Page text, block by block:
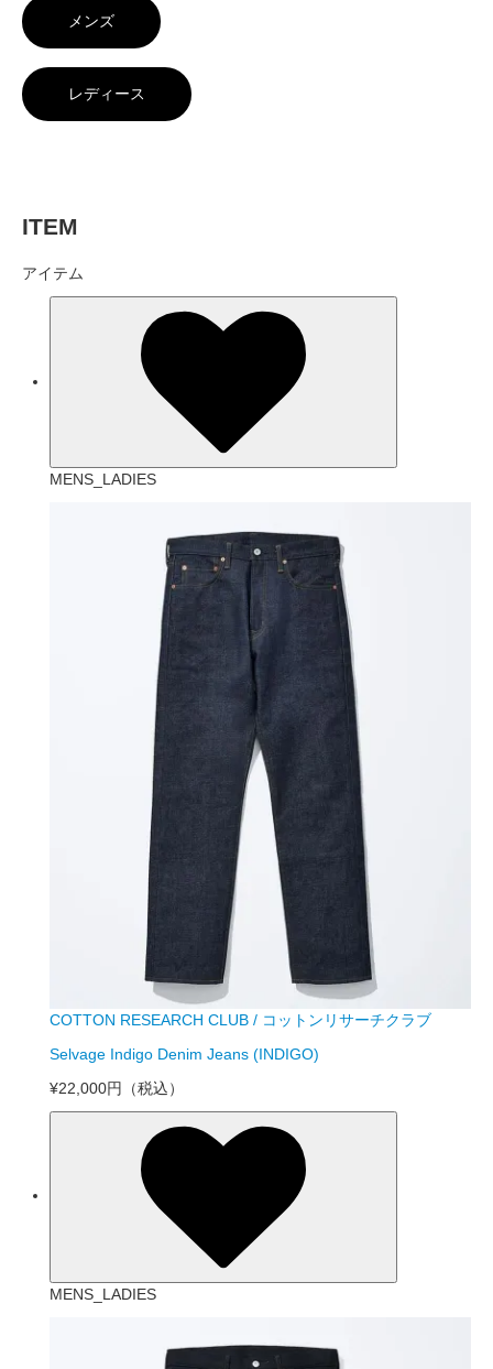
メンズ
レディース
ITEM
アイテム
MENS_LADIES
COTTON RESEARCH CLUB / コットンリサーチクラブ
Selvage Indigo Denim Jeans (INDIGO)
¥22,000円
（税込）
MENS_LADIES